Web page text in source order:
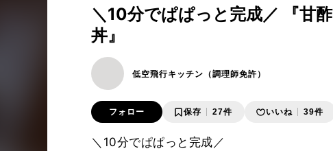
＼10分でぱぱっと完成／ 『甘
丼』
低空飛行キッチン（調理師免許）
フォロー 保存 27件 いいね 39件
＼10分でぱぱっと完成／